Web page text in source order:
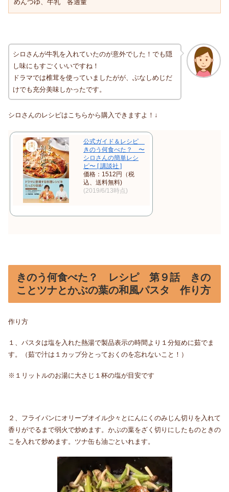
めんつゆ、牛乳　各適量
シロさんが牛乳を入れていたのが意外でした！でも隠
し味にもすごくいいですね！
ドラマでは椎茸を使っていましたがが、ぶなしめじだ
けでも充分美味しかったです。
シロさんのレシピはこちらから購入できますよ！↓
公式ガイド＆レシピ
きのう何食べた？ 〜
シロさんの簡単レシ
ピ〜 [ 講談社 ]
価格：1512円（税
込、送料無料)
(2019/6/13時点)
きのう何食べた？ レシピ 第９話 きの
ことツナとかぶの葉の和風パスタ 作り方
作り方
１、パスタは塩を入れた熱湯で製品表示の時間より１分短めに茹でま
す。（茹で汁は１カップ分とっておくのを忘れないこと！）
※１リットルのお湯に大さじ１杯の塩が目安です
２、フライパンにオリーブオイル少々とにんにくのみじん切りを入れて
香りがでるまで弱火で炒めます。かぶの葉をざく切りにしたものときの
こを入れて炒めます。ツナ缶も油ごといれます。